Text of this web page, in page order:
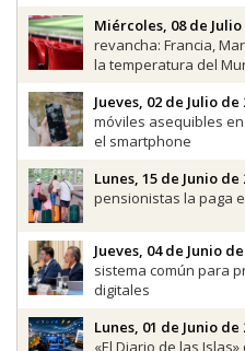
Miércoles, 08 de Julio
revancha: Francia,
la temperatura del
Jueves, 02 de Julio de
móviles asequibles
el smartphone
Lunes, 15 de Junio de
pensionistas la paga
Jueves, 04 de Junio
sistema común para
digitales
Lunes, 01 de Junio de
«El Diario de las